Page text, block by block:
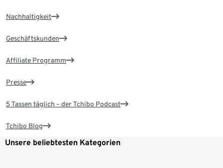
Nachhaltigkeit
Geschäftskunden
Affiliate Programm
Presse
5 Tassen täglich – der Tchibo Podcast
Tchibo Blog
Unsere beliebtesten Kategorien